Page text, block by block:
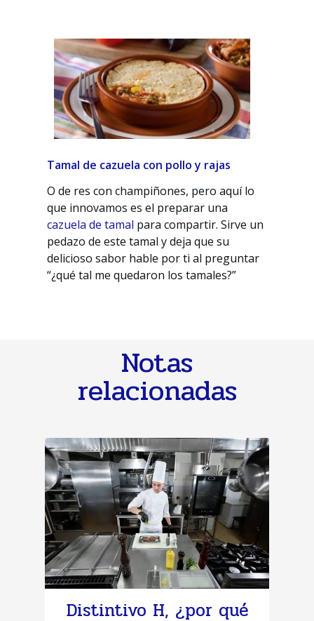
Tamal de cazuela con pollo y rajas
O de res con champiñones, pero aquí lo
que innovamos es el preparar una
cazuela de tamal para compartir. Sirve un
pedazo de este tamal y deja que su
delicioso sabor hable por ti al preguntar
“¿qué tal me quedaron los tamales?”
Notas
relacionadas
Distintivo H, ¿por qué